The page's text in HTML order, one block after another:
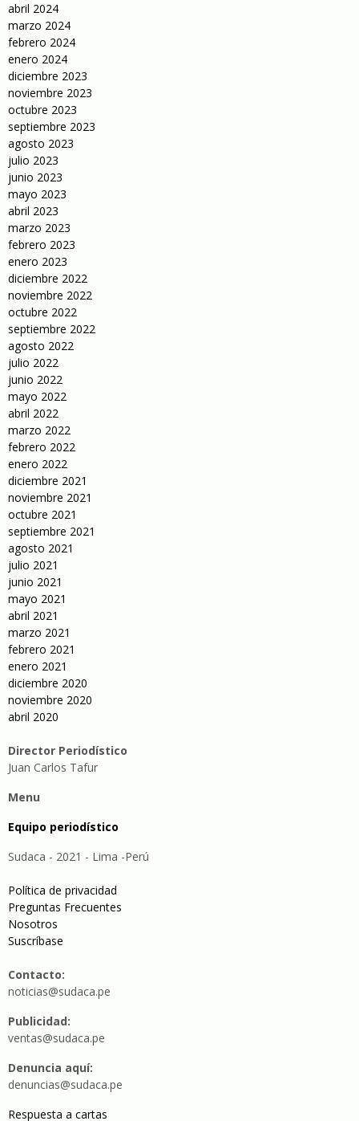
abril 2024
marzo 2024
febrero 2024
enero 2024
diciembre 2023
noviembre 2023
octubre 2023
septiembre 2023
agosto 2023
julio 2023
junio 2023
mayo 2023
abril 2023
marzo 2023
febrero 2023
enero 2023
diciembre 2022
noviembre 2022
octubre 2022
septiembre 2022
agosto 2022
julio 2022
junio 2022
mayo 2022
abril 2022
marzo 2022
febrero 2022
enero 2022
diciembre 2021
noviembre 2021
octubre 2021
septiembre 2021
agosto 2021
julio 2021
junio 2021
mayo 2021
abril 2021
marzo 2021
febrero 2021
enero 2021
diciembre 2020
noviembre 2020
abril 2020
Director Periodístico
Juan Carlos Tafur
Menu
Equipo periodístico
Sudaca - 2021 - Lima -Perú
Política de privacidad
Preguntas Frecuentes
Nosotros
Suscríbase
Contacto:
noticias@sudaca.pe
Publicidad:
ventas@sudaca.pe
Denuncia aquí:
denuncias@sudaca.pe
Respuesta a cartas